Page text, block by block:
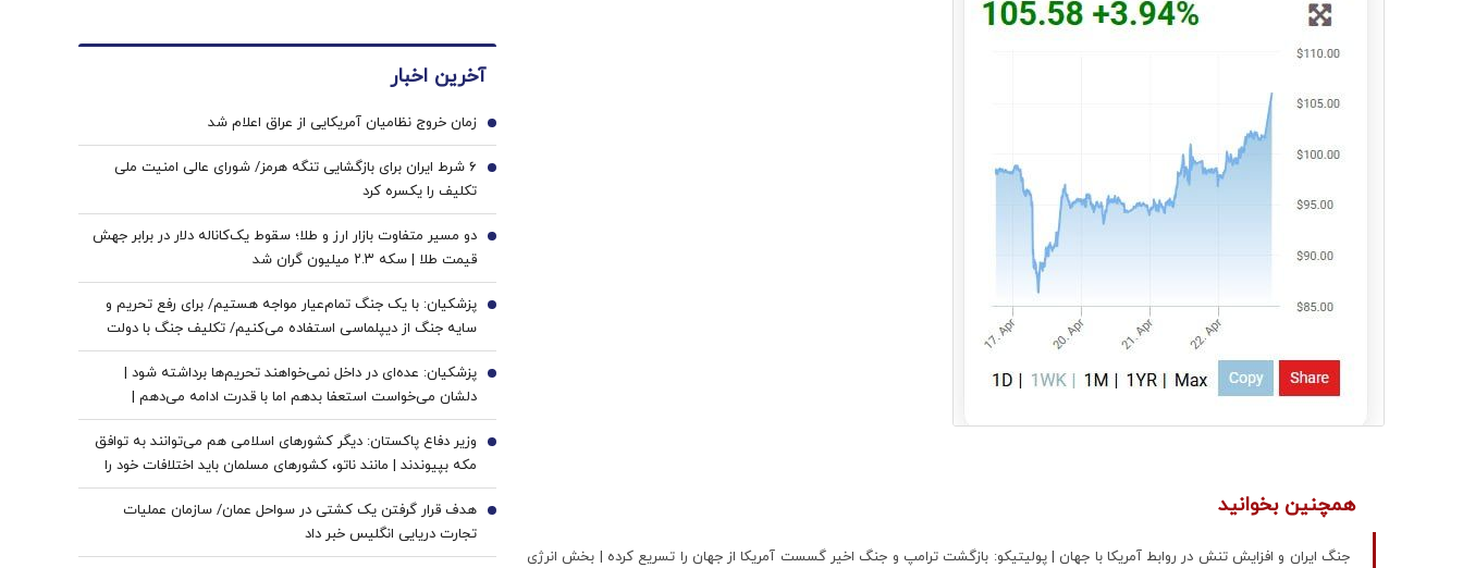
همچنین بخوانید
جنگ ایران و افزایش تنش در روابط آمریکا با جهان | پولیتیکو: بازگشت ترامپ و جنگ اخیر گسست آمریکا از جهان را تسریع کرده | بخش انرژی
آخرین اخبار
زمان خروج نظامیان آمریکایی از عراق اعلام شد 1
۶ شرط ایران برای بازگشایی تنگه هرمز/ شورای عالی امنیت ملی
تکلیف را یکسره کرد
2
دو مسیر متفاوت بازار ارز و طلا؛ سقوط یک‌کاناله دلار در برابر جهش
قیمت طلا | سکه ۲.۳ میلیون گران شد
3
پزشکیان: با یک جنگ تمام‌عیار مواجه هستیم/ برای رفع تحریم و
سایه جنگ از دیپلماسی استفاده می‌کنیم/ تکلیف جنگ با دولت
نیست
4
پزشکیان: عده‌ای در داخل نمی‌خواهند تحریم‌ها برداشته شود |
دلشان می‌خواست استعفا بدهم اما با قدرت ادامه می‌دهم |
قالیباف بهترین همکاری را با دولت دارد
5
وزیر دفاع پاکستان: دیگر کشورهای اسلامی هم می‌توانند به توافق
مکه بپیوندند | مانند ناتو، کشورهای مسلمان باید اختلافات خود را
کنار بگذارند
6
هدف قرار گرفتن یک کشتی در سواحل عمان/ سازمان عملیات
تجارت دریایی انگلیس خبر داد
7